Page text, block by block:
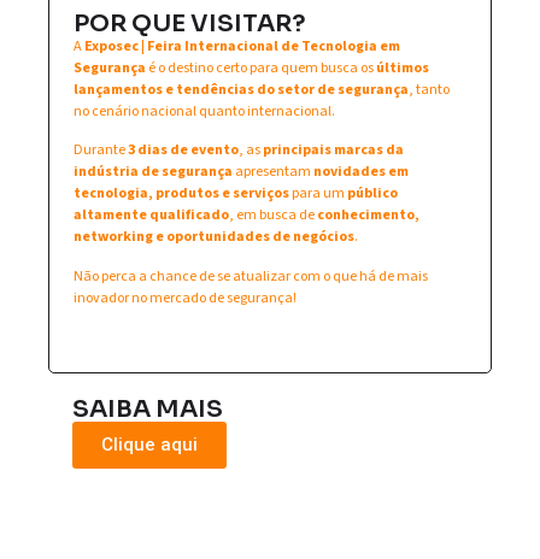
POR QUE VISITAR?
AExposec | Feira Internacional de Tecnologia em
Segurança é o destino certo para quem busca osúltimos
lançamentos e tendências do setor de segurança, tanto
no cenário nacional quanto internacional.
Durante3 dias de evento, asprincipais marcas da
indústria de segurança apresentam novidades em
tecnologia, produtos e serviçospara um público
altamente qualificado, em busca deconhecimento,
networking e oportunidades de negócios.
Não perca a chance de se atualizar com o que há de mais
inovador no mercado de segurança!
SAIBA MAIS
Clique aqui